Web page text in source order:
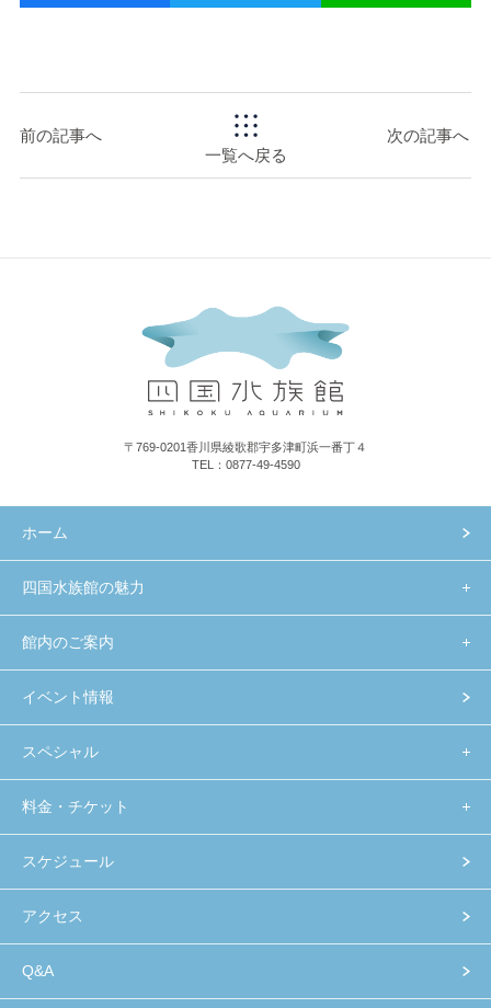
前の記事へ
一覧へ戻る
次の記事へ
〒769-0201香川県綾歌郡宇多津町浜一番丁４
TEL：0877-49-4590
ホーム
四国水族館の魅力
館内のご案内
イベント情報
スペシャル
料金・チケット
スケジュール
アクセス
Q&A